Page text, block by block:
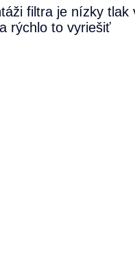
filtra je nízky tlak
rýchlo to vyriešiť